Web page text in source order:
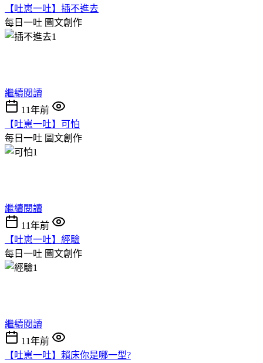
【吐崽一吐】插不進去
每日一吐 圖文創作
繼續閱讀
11年前
【吐崽一吐】可怕
每日一吐 圖文創作
繼續閱讀
11年前
【吐崽一吐】經驗
每日一吐 圖文創作
繼續閱讀
11年前
【吐崽一吐】賴床你是哪一型?